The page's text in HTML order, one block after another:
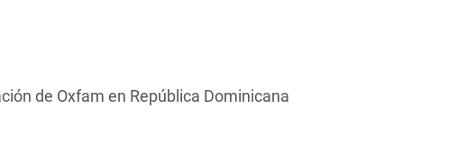
de Oxfam en República Dominicana